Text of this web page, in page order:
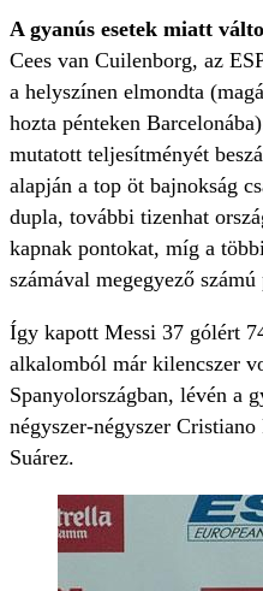
A gyanús esetek miatt
Cees van Cuilenborg, az
a helyszínen elmondta
hozta pénteken
mutatott teljesítményét
alapján a top öt bajnokság
dupla, további tizenhat
kapnak pontokat, míg a
számával megegyező
Így kapott Messi 37 gólért
alkalomból már kilencszer
Spanyolországban, lévén a
négyszer-négyszer
Suárez.